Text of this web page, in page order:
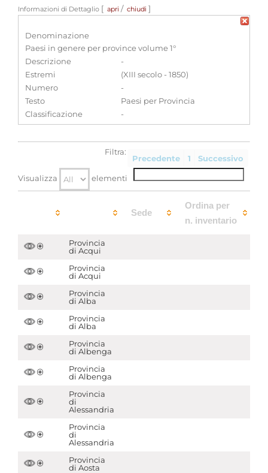
Informazioni di Dettaglio [ apri / chiudi ]
Denominazione
Paesi in genere per province volume 1°
Descrizione
-
Estremi
(XIII secolo - 1850)
Numero
-
Testo
Paesi per Provincia
Classificazione
-
Precedente 1 Successivo
Visualizza elementi
Filtra:
Sede
Ordina per
n. inventario
Provincia
di Acqui
Provincia
di Acqui
Provincia
di Alba
Provincia
di Alba
Provincia
di Albenga
Provincia
di Albenga
Provincia
di
Alessandria
Provincia
di
Alessandria
Provincia
di Aosta